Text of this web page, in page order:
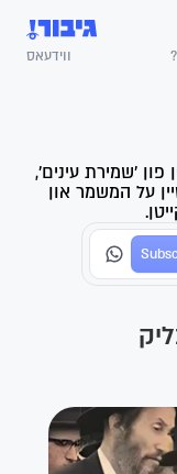
ווידעאס
פון 'שמירת עינים',
על המשמר און